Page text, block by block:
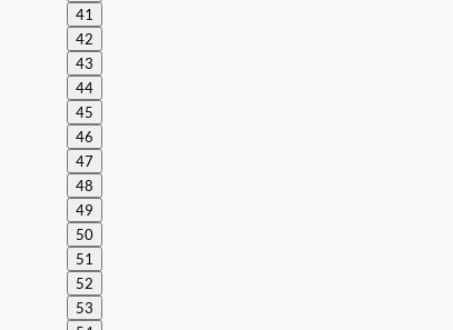
41
42
43
44
45
46
47
48
49
50
51
52
53